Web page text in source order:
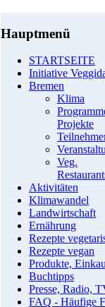
Hauptmenü
STARTSEITE
Initiative
Bremen
Klima
Projekte
Veg.
Aktivitäten
Klimawandel
Landwirtschaft
Ernährung
Rezepte
Rezepte vegan
Produkte,
Buchtipps
Presse, Radio,
FAQ - Häufige